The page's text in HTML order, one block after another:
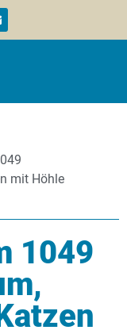
mit Höhle
1049